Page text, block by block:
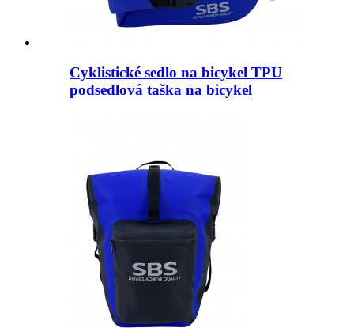
Cyklistické sedlo na bicykel TPU
podsedlová taška na bicykel